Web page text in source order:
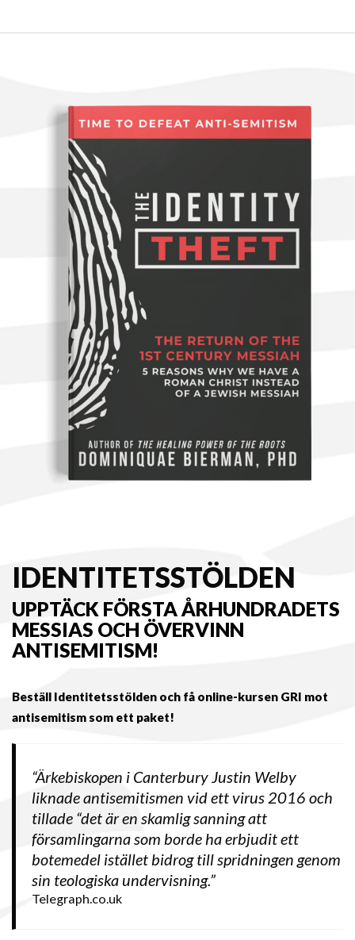
IDENTITETSSTÖLDEN
UPPTÄCK FÖRSTA ÅRHUNDRADETS
MESSIAS OCH ÖVERVINN
ANTISEMITISM!
Beställ Identitetsstölden och få online-kursen GRI mot
antisemitism som ett paket!
“Ärkebiskopen i Canterbury Justin Welby
liknade antisemitismen vid ett virus 2016 och
tillade “det är en skamlig sanning att
församlingarna som borde ha erbjudit ett
botemedel istället bidrog till spridningen genom
sin teologiska undervisning.”
Telegraph.co.uk